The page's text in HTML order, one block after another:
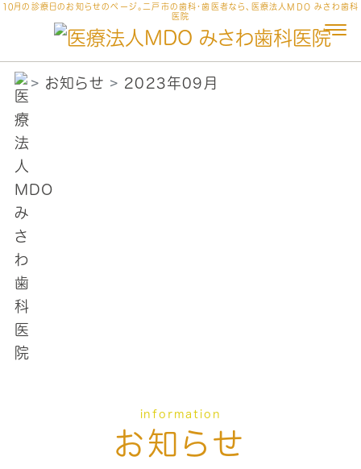
10月の診療日のお知らせのページ。二戸市の歯科・歯医者なら、医療法人MDO みさわ歯科
医院
お知らせ 2023年09月
information
お知らせ